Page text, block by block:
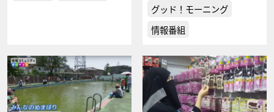
グッド！モーニング
情報番組